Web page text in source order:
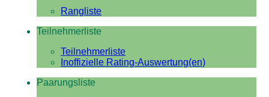
Rangliste
Teilnehmerliste
Teilnehmerliste
Inoffizielle Rating-Auswertung(en)
Paarungsliste